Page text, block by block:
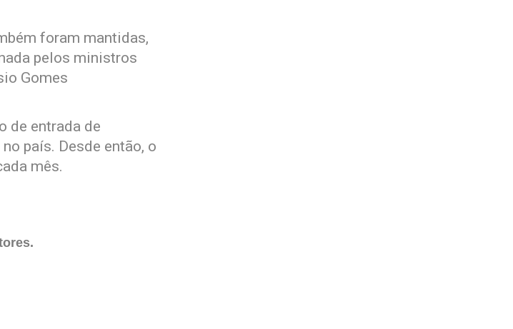
foram mantidas,
pelos ministros
Gomes
de entrada de
país. Desde então, o
mês.